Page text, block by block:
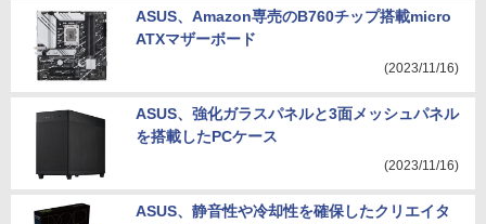
ASUS、Amazon専売のB760チップ搭載micro
ATXマザーボード
(2023/11/16)
ASUS、強化ガラスパネルと3面メッシュパネル
を搭載したPCケース
(2023/11/16)
ASUS、静音性や冷却性を確保したクリエイタ